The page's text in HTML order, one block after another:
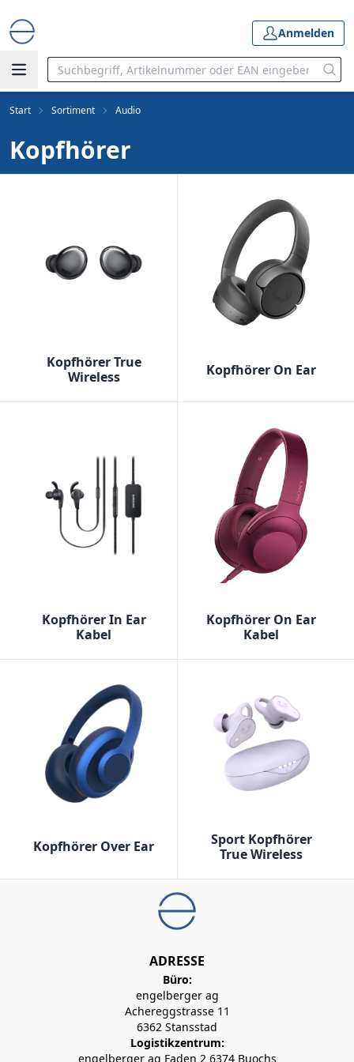
Anmelden
Start Sortiment Audio
Kopfhörer
Kopfhörer True
Wireless
Kopfhörer On Ear
Kopfhörer In Ear
Kabel
Kopfhörer On Ear
Kabel
Kopfhörer Over Ear
Sport Kopfhörer
True Wireless
ADRESSE
Büro:
engelberger ag
Achereggstrasse 11
6362 Stansstad
Logistikzentrum:
engelberger ag Faden 2 6374 Buochs